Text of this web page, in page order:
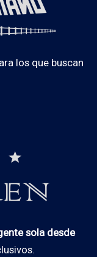
los que buscan
sola desde